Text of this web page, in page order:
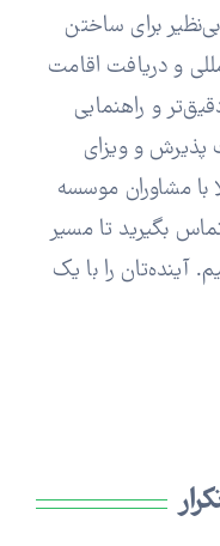
برای ساختن
و دریافت اقامت
و راهنمایی
پذیرش و ویزای
با مشاوران موسسه
یار به شماره ۰۲۱۸۷۷۰۰۹۱۳ تماس بگیرید تا مسیر
آینده‌تان را با یک